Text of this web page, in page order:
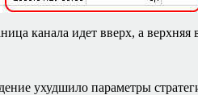
канала идет вверх, а
ухудшило параметры